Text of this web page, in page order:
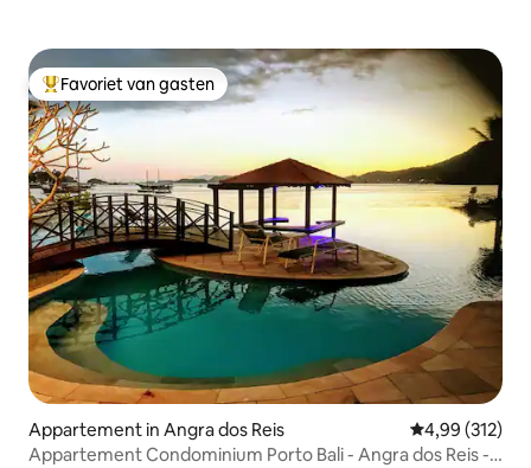
Topfavoriet van gasten
Favoriet van gasten
Appartement in Angra dos Reis Gemiddelde
4,99 (312)
Appartement Condominium Porto Bali - Angra dos Reis -